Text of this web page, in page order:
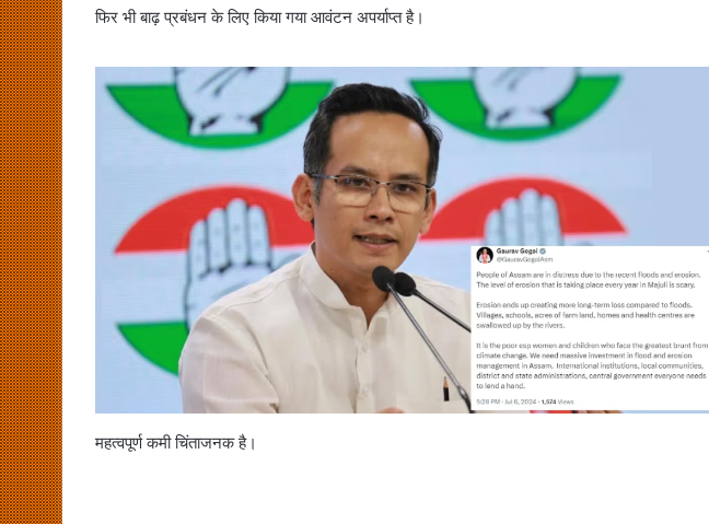
फिर भी बाढ़ प्रबंधन के लिए किया गया आवंटन अपर्याप्त है।
महत्वपूर्ण कमी चिंताजनक है।